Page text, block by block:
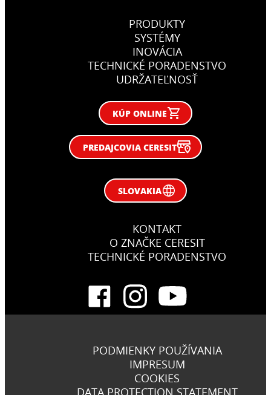
PRODUKTY
SYSTÉMY
INOVÁCIA
TECHNICKÉ PORADENSTVO
UDRŽATEĽNOSŤ
KÚP ONLINE
PREDAJCOVIA CERESIT
SLOVAKIA
KONTAKT
O ZNAČKE CERESIT
TECHNICKÉ PORADENSTVO
PODMIENKY POUŽÍVANIA
IMPRESUM
COOKIES
DATA PROTECTION STATEMENT